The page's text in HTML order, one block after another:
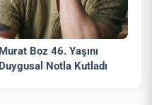
Murat Boz 46. Yaşını
Duygusal Notla Kutladı